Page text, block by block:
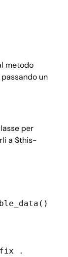
metodo
un
per
a $this-